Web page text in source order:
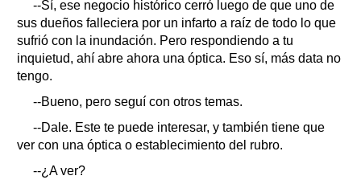
--Sí, ese negocio histórico cerró luego de que uno de
sus dueños falleciera por un infarto a raíz de todo lo que
sufrió con la inundación. Pero respondiendo a tu
inquietud, ahí abre ahora una óptica. Eso sí, más data no
tengo.
--Bueno, pero seguí con otros temas.
--Dale. Este te puede interesar, y también tiene que
ver con una óptica o establecimiento del rubro.
--¿A ver?